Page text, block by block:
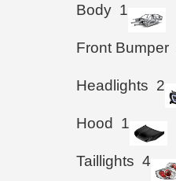
Body 1
Front Bumper
Headlights 2
Hood 1
Taillights 4